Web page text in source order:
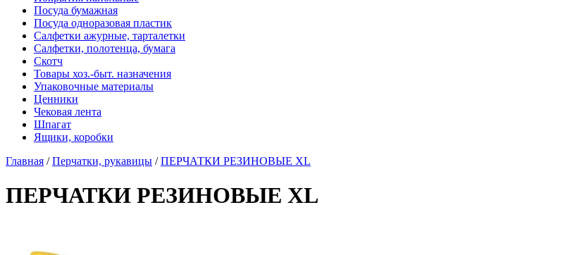
Посуда бумажная
Посуда одноразовая пластик
Салфетки ажурные, тарталетки
Салфетки, полотенца, бумага
Скотч
Товары хоз.-быт. назначения
Упаковочные материалы
Ценники
Чековая лента
Шпагат
Ящики, коробки
Главная /Перчатки, рукавицы /ПЕРЧАТКИ РЕЗИНОВЫЕ XL
ПЕРЧАТКИ РЕЗИНОВЫЕ XL